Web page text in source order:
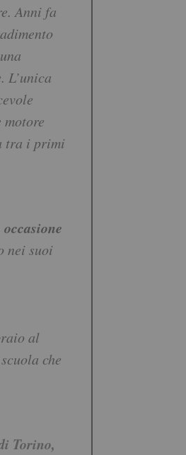
Anni fa
L’unica
tra i primi
nei suoi
al
che
Torino,